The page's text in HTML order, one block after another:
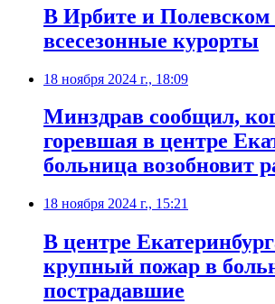
В Ирбите и Полевском
всесезонные курорты
18 ноября 2024 г., 18:09
Минздрав сообщил,
горевшая в центре
больница возобновит
18 ноября 2024 г., 15:21
В центре
крупный пожар в
пострадавшие